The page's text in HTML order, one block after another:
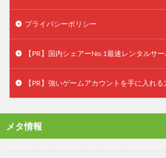
プライバシーポリシー
【PR】国内シェアーNo.1最速レンタルサ
【PR】強いゲームアカウントを手に入れる
メタ情報